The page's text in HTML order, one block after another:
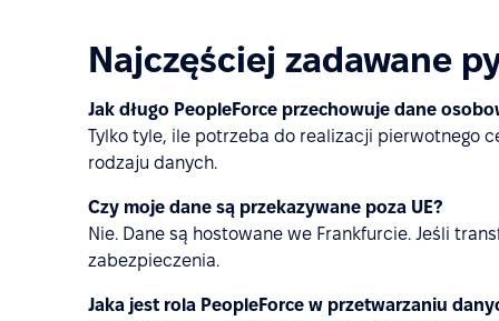
Najczęściej zadawane
Jak długo PeopleForce przechowuje dane
Tylko tyle, ile potrzeba do realizacji pierwotnego
rodzaju danych.
Czy moje dane są przekazywane poza UE?
Nie. Dane są hostowane we Frankfurcie. Jeśli
zabezpieczenia.
Jaka jest rola PeopleForce w przetwarzaniu